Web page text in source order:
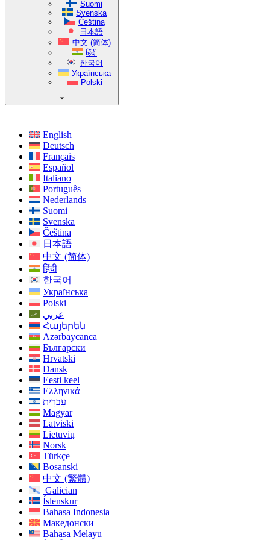
Suomi
Svenska
Čeština
日本語
中文 (简体)
हिंदी
한국어
Українська
Polski
English
Deutsch
Français
Español
Italiano
Português
Nederlands
Suomi
Svenska
Čeština
日本語
中文 (简体)
हिंदी
한국어
Українська
Polski
عربي
Հայերեն
Azərbaycanca
Български
Hrvatski
Dansk
Eesti keel
Ελληνικά
עִברִית
Magyar
Latviski
Lietuvių
Norsk
Türkçe
Bosanski
中文 (繁體)
Galician
Íslenskur
Bahasa Indonesia
Македонски
Bahasa Melayu